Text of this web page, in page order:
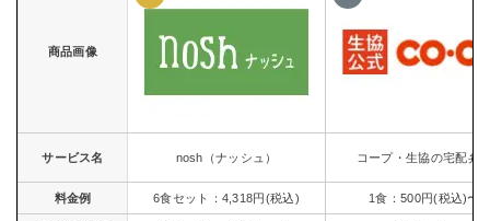
商品画像
サービス名 nosh（ナッシュ） コープ・生協の宅配弁
料金例 6食セット：4,318円(税込) 1食：500円(税込)〜